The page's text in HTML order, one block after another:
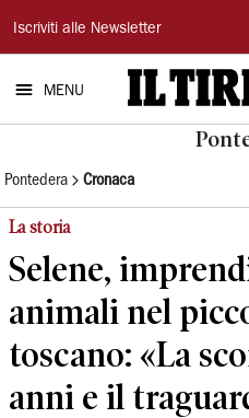
Il
Tirreno
Iscriviti alle Newsletter
MENU
Pontedera Cronaca
La storia
Selene,
animali nel
toscano: «La
anni e il